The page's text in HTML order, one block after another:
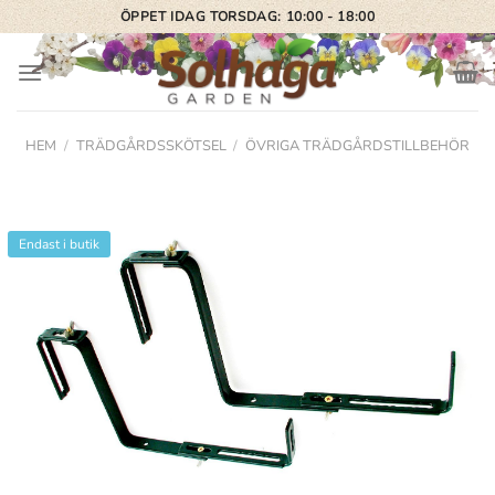
Skip
to
content
ÖPPET IDAG TORSDAG: 10:00 - 18:00
HEM / TRÄDGÅRDSSKÖTSEL / ÖVRIGA TRÄDGÅRDSTILLBEHÖR
Endast i butik